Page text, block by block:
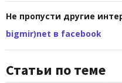
Не пропусти другие
bigmir)net в facebook
Статьи по теме